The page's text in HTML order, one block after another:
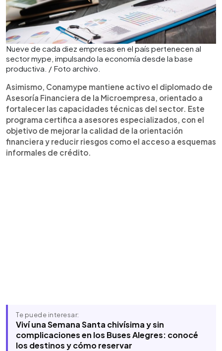
Nueve de cada diez empresas en el país pertenecen al
sector mype, impulsando la economía desde la base
productiva. / Foto archivo.
Asimismo, Conamype mantiene activo el diplomado de
Asesoría Financiera de la Microempresa, orientado a
fortalecer las capacidades técnicas del sector. Este
programa certifica a asesores especializados, con el
objetivo de mejorar la calidad de la orientación
financiera y reducir riesgos como el acceso a esquemas
informales de crédito.
Te puede interesar:
Viví una Semana Santa chivísima y sin
complicaciones en los Buses Alegres: conocé
los destinos y cómo reservar